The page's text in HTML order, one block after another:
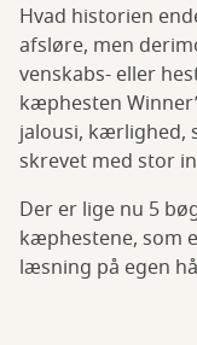
Hvad historien
afsløre, men
venskabs- eller
kæphesten
jalousi, kærlighed,
skrevet med stor
Der er lige nu 5
kæphestene, som
læsning på egen